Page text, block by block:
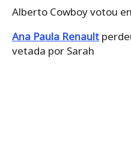
Alberto Cowboy votou
Ana Paula Renault
vetada por Sarah